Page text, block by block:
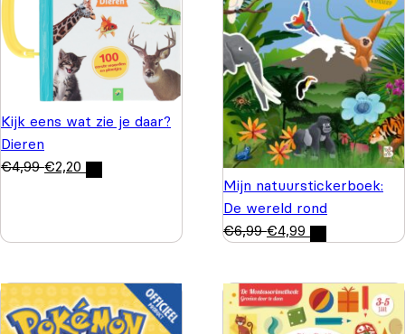
Kijk eens wat zie je daar?
Dieren
€4,99 €2,20
Mijn natuurstickerboek:
De wereld rond
€6,99 €4,99